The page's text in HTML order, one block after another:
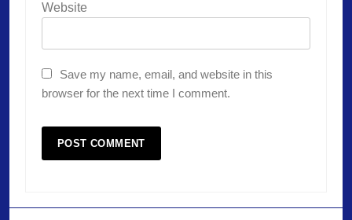
Website
Save my name, email, and website in this
browser for the next time I comment.